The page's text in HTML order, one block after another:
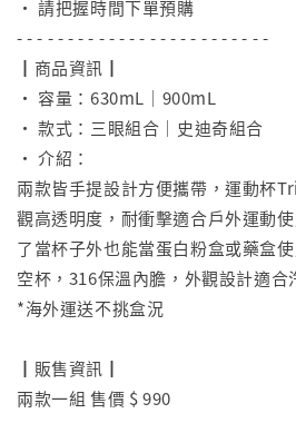
• 請把握時間下單預購
- - - - - - - - - - - - - - - - - - - - - - - - -
┃商品資訊┃
• 容量：630mL｜900mL
• 款式：三眼組合｜史迪奇組合
• 介紹：
兩款皆手提設計方便攜帶，運動杯
觀高透明度，耐衝擊適合戶外運動
了當杯子外也能當蛋白粉盒或藥盒
空杯，316保溫內膽，外觀設計適合
*海外運送不挑盒況
┃販售資訊┃
兩款一組 售價 $ 990